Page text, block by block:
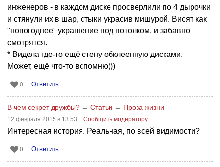
инженеров - в каждом диске просверлили по 4 дырочки
и стянули их в шар, стыки украсив мишурой. Висят как
"новогоднее" украшение под потолком, и забавно
смотрятся.
* Видела где-то ещё стену обклеенную дисками.
Может, ещё что-то вспомню)))
0 Ответить
В чем секрет дружбы? → Статьи → Проза жизни
12 февраля 2015 в 13:53 Сообщить модератору
Интересная история. Реальная, по всей видимости?
0 Ответить